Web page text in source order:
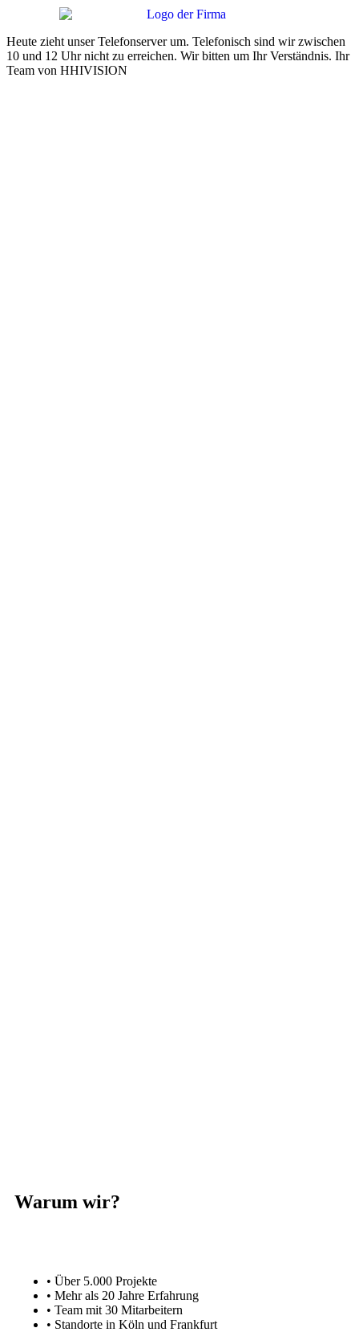
Heute zieht unser Telefonserver um. Telefonisch sind wir zwischen
10 und 12 Uhr nicht zu erreichen. Wir bitten um Ihr Verständnis. Ihr
Team von HHIVISION
Warum wir?
• Über 5.000 Projekte
• Mehr als 20 Jahre Erfahrung
• Team mit 30 Mitarbeitern
• Standorte in Köln und Frankfurt